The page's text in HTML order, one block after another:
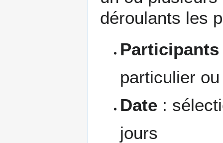
déroulants les
Participants
particulier
Date :
jours